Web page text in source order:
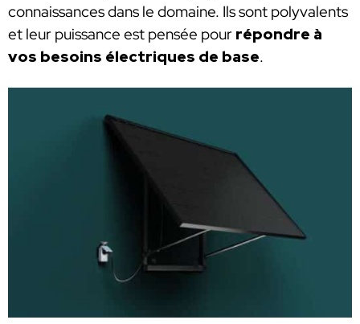
connaissances dans le domaine. Ils sont polyvalents
et leur puissance est pensée pour répondre à
vos besoins électriques de base.